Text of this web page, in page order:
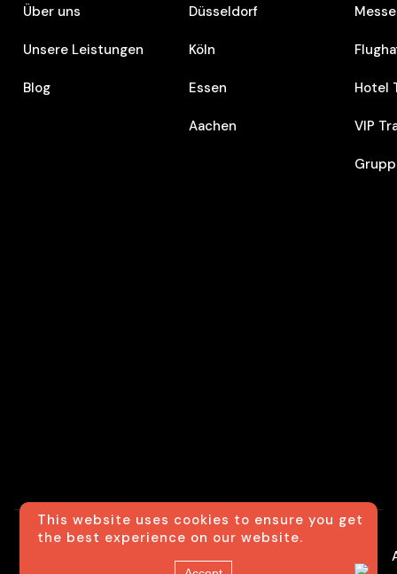
Über uns
Unsere Leistungen
Blog
Düsseldorf
Köln
Essen
Aachen
Hotel
VIP
This website uses cookies to ensure you get
the best experience on our website.